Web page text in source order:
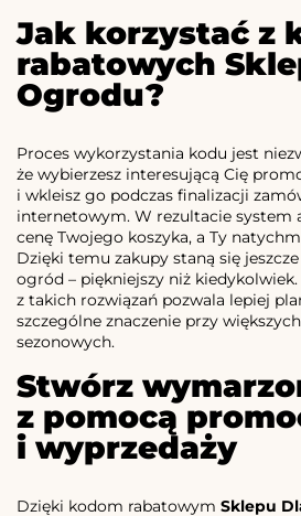
Jak korzystać z
rabatowych
Ogrodu?
Proces wykorzystania kodu jest
że wybierzesz interesującą Cię
i wkleisz go podczas finalizacji
internetowym. W rezultacie system
cenę Twojego koszyka, a Ty
Dzięki temu zakupy staną się
ogród – piękniejszy niż
z takich rozwiązań pozwala lepiej
szczególne znaczenie przy
sezonowych.
Stwórz
z pomocą
i wyprzedaży
Dzięki kodom rabatowym Sklepu